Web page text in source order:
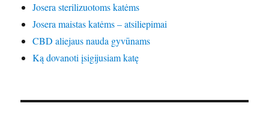
Josera sterilizuotoms katėms
Josera maistas katėms – atsiliepimai
CBD aliejaus nauda gyvūnams
Ką dovanoti įsigijusiam katę